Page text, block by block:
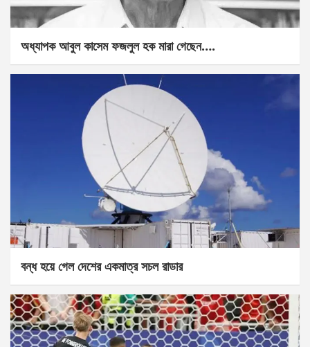
অধ্যাপক আবুল কাসেম ফজলুল হক মারা গেছেন….
বন্ধ হয়ে গেল দেশের একমাত্র সচল রাডার